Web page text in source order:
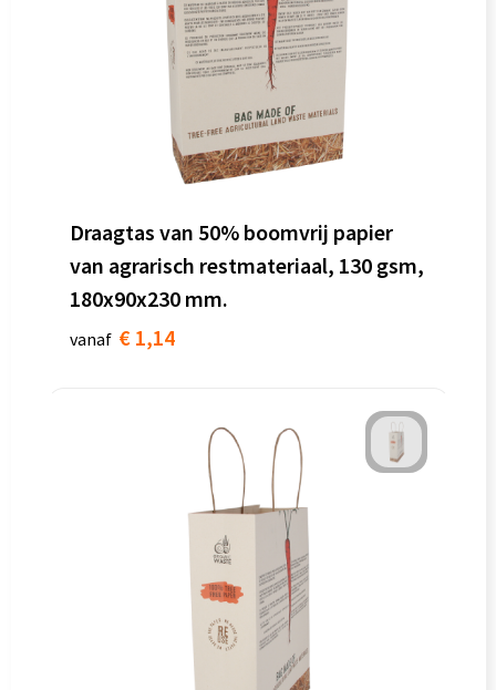
Draagtas van 50% boomvrij papier
van agrarisch restmateriaal, 130 gsm,
180x90x230 mm.
vanaf € 1,14